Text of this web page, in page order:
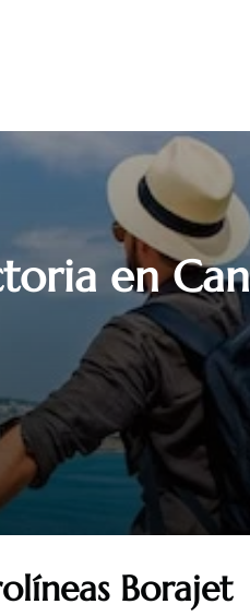
en
Borajet